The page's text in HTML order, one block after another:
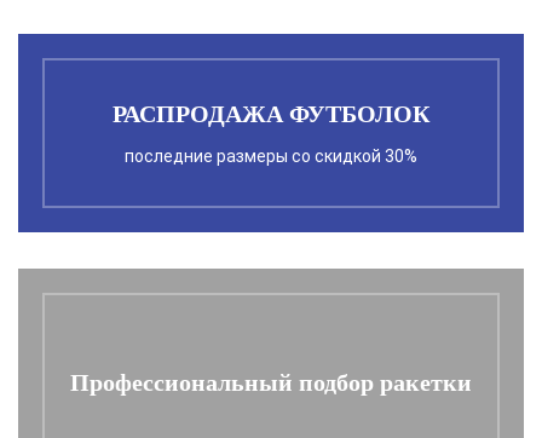
РАСПРОДАЖА ФУТБОЛОК
последние размеры со скидкой 30%
Профессиональный подбор ракетки